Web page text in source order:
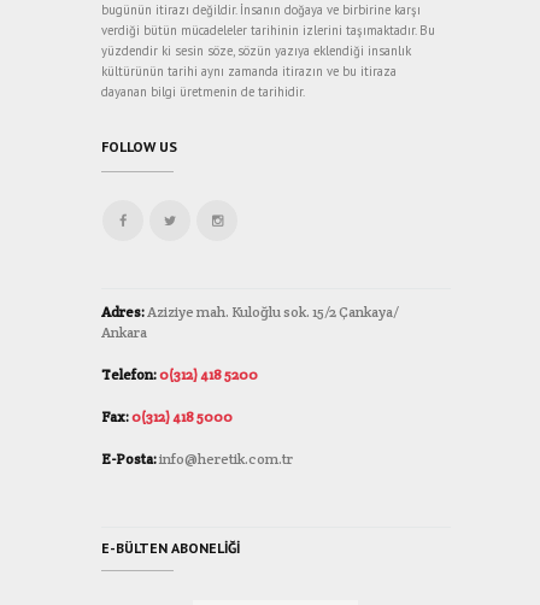
bugünün itirazı değildir. İnsanın doğaya ve birbirine karşı
verdiği bütün mücadeleler tarihinin izlerini taşımaktadır. Bu
yüzdendir ki sesin söze, sözün yazıya eklendiği insanlık
kültürünün tarihi aynı zamanda itirazın ve bu itiraza
dayanan bilgi üretmenin de tarihidir.
FOLLOW US
Adres:Aziziye mah. Kuloğlu sok. 15/2 Çankaya/
Ankara
Telefon:0(312) 418 5200
Fax:0(312) 418 5000
E-Posta:info@heretik.com.tr
E-BÜLTEN ABONELIĞI